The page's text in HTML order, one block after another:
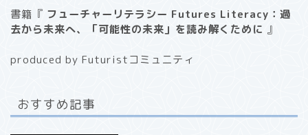
書籍『 フューチャーリテラシー Futures Literacy：過
去から未来へ、「可能性の未来」を読み解くために 』
produced by Futuristコミュニティ
おすすめ記事